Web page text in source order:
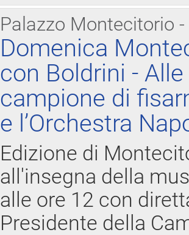
Palazzo Montecitorio
Domenica
con Boldrini -
campione di
e l’Orchestra
Edizione di
all'insegna della
alle ore 12 con
Presidente della